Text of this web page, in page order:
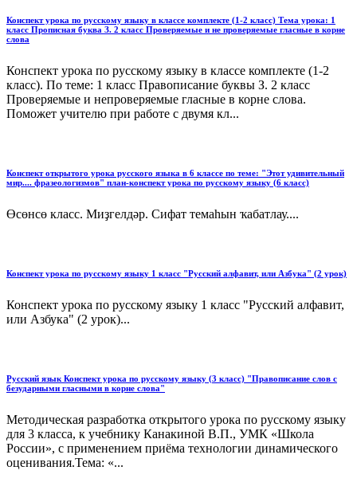
Конспект урока по русскому языку в классе комплекте (1-2 класс) Тема урока: 1
класс Прописная буква З. 2 класс Проверяемые и не проверяемые гласные в корне
слова
Конспект урока по русскому языку в классе комплекте (1-2
класс). По теме: 1 класс Правописание буквы З. 2 класс
Проверяемые и непроверяемые гласные в корне слова.
Поможет учителю при работе с двумя кл...
Конспект открытого урока русского языка в 6 классе по теме: "Этот удивительный
мир.... фразеологизмов" план-конспект урока по русскому языку (6 класс)
Өсөнсө класс. Миҙгелдәр. Сифат темаһын ҡабатлау....
Конспект урока по русскому языку 1 класс "Русский алфавит, или Азбука" (2 урок)
Конспект урока по русскому языку 1 класс "Русский алфавит,
или Азбука" (2 урок)...
Русский язык Конспект урока по русскому языку (3 класс) "Правописание слов с
безударными гласными в корне слова"
Методическая разработка открытого урока по русскому языку
для 3 класса, к учебнику Канакиной В.П., УМК «Школа
России», с применением приёма технологии динамического
оценивания.Тема: «...